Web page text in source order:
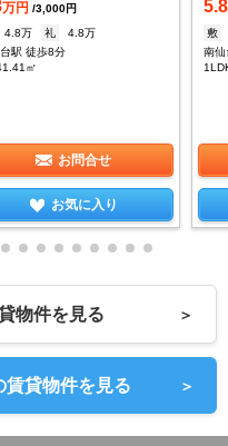
万円 /3,000円
4.8万 礼
4.8万
駅 徒歩8分
㎡
お問合せ
お気に入り
敷
南仙
物件を見る ＞
賃貸物件を見る ＞